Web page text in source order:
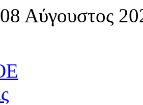
Αύγουστος